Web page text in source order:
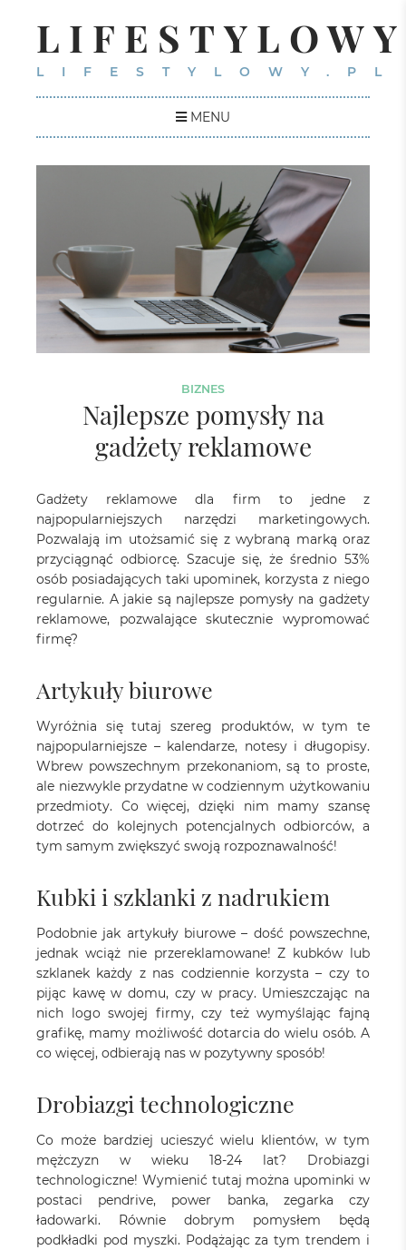
LIFESTYLOWY
LIFESTYLOWY.PL
MENU
BIZNES
Najlepsze pomysły na
gadżety reklamowe
Gadżety reklamowe dla firm to jedne z
najpopularniejszych narzędzi marketingowych.
Pozwalają im utożsamić się z wybraną marką oraz
przyciągnąć odbiorcę. Szacuje się, że średnio 53%
osób posiadających taki upominek, korzysta z niego
regularnie. A jakie są najlepsze pomysły na gadżety
reklamowe, pozwalające skutecznie wypromować
firmę?
Artykuły biurowe
Wyróżnia się tutaj szereg produktów, w tym te
najpopularniejsze – kalendarze, notesy i długopisy.
Wbrew powszechnym przekonaniom, są to proste,
ale niezwykle przydatne w codziennym użytkowaniu
przedmioty. Co więcej, dzięki nim mamy szansę
dotrzeć do kolejnych potencjalnych odbiorców, a
tym samym zwiększyć swoją rozpoznawalność!
Kubki i szklanki z nadrukiem
Podobnie jak artykuły biurowe – dość powszechne,
jednak wciąż nie przereklamowane! Z kubków lub
szklanek każdy z nas codziennie korzysta – czy to
pijąc kawę w domu, czy w pracy. Umieszczając na
nich logo swojej firmy, czy też wymyślając fajną
grafikę, mamy możliwość dotarcia do wielu osób. A
co więcej, odbierają nas w pozytywny sposób!
Drobiazgi technologiczne
Co może bardziej ucieszyć wielu klientów, w tym
mężczyzn w wieku 18-24 lat? Drobiazgi
technologiczne! Wymienić tutaj można upominki w
postaci pendrive, power banka, zegarka czy
ładowarki. Równie dobrym pomysłem będą
podkładki pod myszki. Podążając za tym trendem i